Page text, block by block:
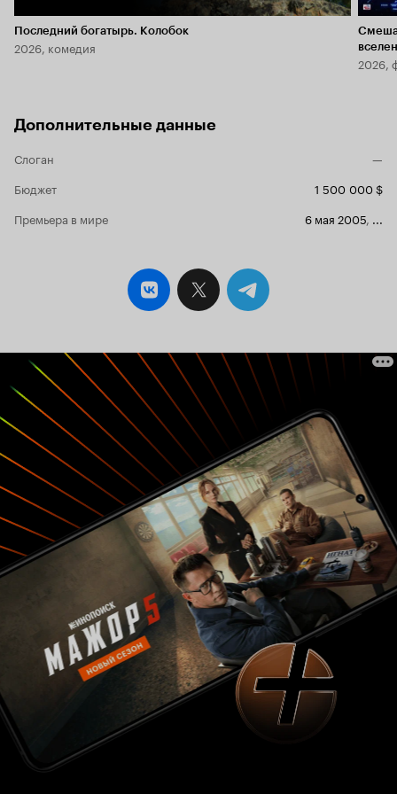
Последний богатырь. Колобок
2026, комедия
2026,
Дополнительные данные
Слоган
—
Бюджет
1 500 000 $
Премьера в мире
6 мая 2005, ...